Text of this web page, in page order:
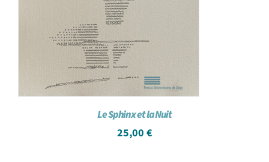
Le Sphinx et la Nuit
25,00 €